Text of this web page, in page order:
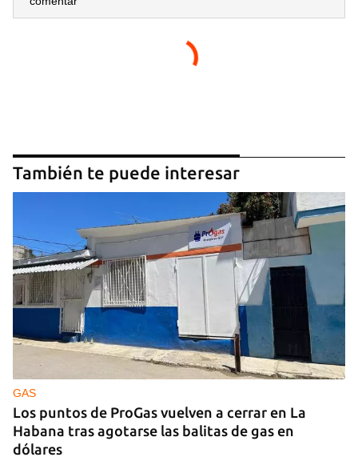
También te puede interesar
GAS
Los puntos de ProGas vuelven a cerrar en La
Habana tras agotarse las balitas de gas en
dólares